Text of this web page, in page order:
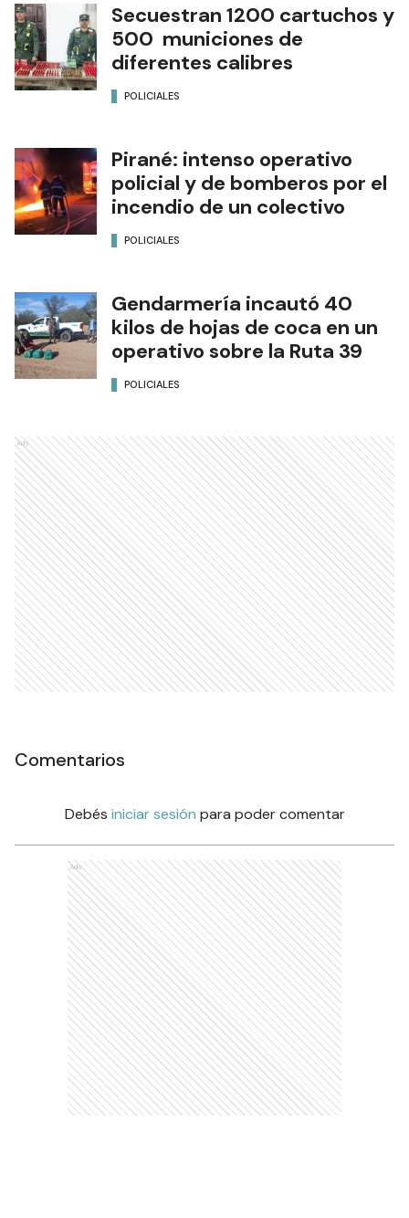
Secuestran 1200 cartuchos y
500 municiones de
diferentes calibres
POLICIALES
Pirané: intenso operativo
policial y de bomberos por el
incendio de un colectivo
POLICIALES
Gendarmería incautó 40
kilos de hojas de coca en un
operativo sobre la Ruta 39
POLICIALES
Ads
Comentarios
Debés iniciar sesión para poder comentar
Ads